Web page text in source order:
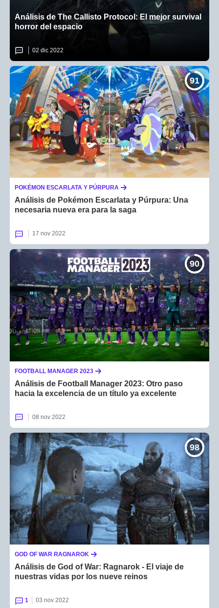
Análisis de The Callisto Protocol: El mejor survival
horror del espacio
02 dic 2022
91
POKÉMON ESCARLATA Y PÚRPURA
Análisis de Pokémon Escarlata y Púrpura: Una
necesaria nueva era para la saga
17 nov 2022
90
FOOTBALL MANAGER 2023
Análisis de Football Manager 2023: Otro paso
hacia la excelencia de un título ya excelente
08 nov 2022
98
GOD OF WAR RAGNAROK
Análisis de God of War: Ragnarok - El viaje de
nuestras vidas por los nueve reinos
1 03 nov 2022